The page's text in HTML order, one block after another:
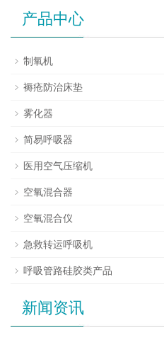
产品中心
制氧机
褥疮防治床垫
雾化器
简易呼吸器
医用空气压缩机
空氧混合器
空氧混合仪
急救转运呼吸机
呼吸管路硅胶类产品
新闻资讯